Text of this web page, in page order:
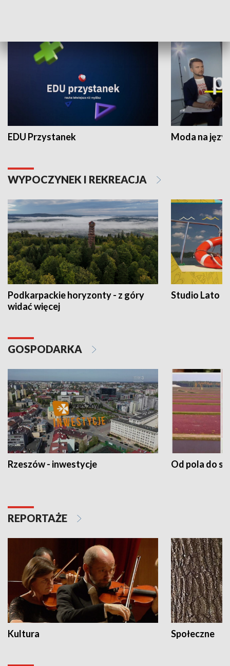
EDU Przystanek Moda na
WYPOCZYNEK I REKREACJA
Podkarpackie horyzonty - z góry
widać więcej
Studio Lato
GOSPODARKA
Rzeszów - inwestycje Od pola do
REPORTAŻE
Kultura Społeczne